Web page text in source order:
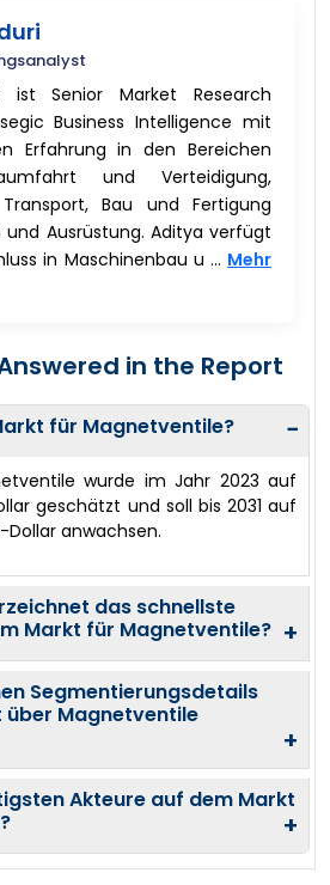
ist Senior Market Research
Business Intelligence mit
Erfahrung in den Bereichen
und Verteidigung,
Bau und Fertigung
und Ausrüstung. Aditya verfügt
in Maschinenbau u ... Mehr
in the Report
für Magnetventile? −
wurde im Jahr 2023 auf
geschätzt und soll bis 2031 auf
Dollar anwachsen.
das schnellste
Markt für Magnetventile? +
Segmentierungsdetails
über Magnetventile
+
Akteure auf dem Markt
+